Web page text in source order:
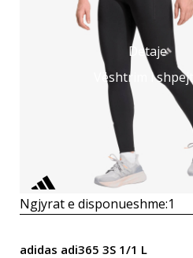
Detaje
Vështrim i shpejtë
Ngjyrat e disponueshme:1
adidas adi365 3S 1/1 L